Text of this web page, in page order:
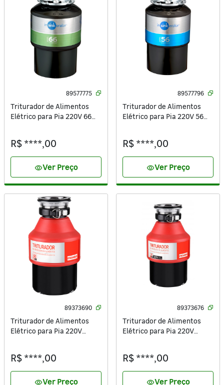
89577775
Triturador de Alimentos
Elétrico para Pia 220V 66
R$ ****,00
visibilityVer Preço
89577796
Triturador de Alimentos
Elétrico para Pia 220V 56
R$ ****,00
visibilityVer Preço
89373690
Triturador de Alimentos
Elétrico para Pia 220V
R$ ****,00
visibilityVer Preço
89373676
Triturador de Alimentos
Elétrico para Pia 220V
R$ ****,00
visibilityVer Preço